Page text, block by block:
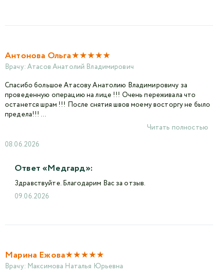
Антонова Ольга★★★★★
Врачу: Атасов Анатолий Владимирович
Спасибо большое Атасову Анатолию Владимировичу за
проведенную операцию на лице !!! Очень переживала что
останется шрам !!! После снятия швов моему восторгу не было
предела!!! ...
08.06.2026
Читать полностью
Ответ «Медгард»:
Здравствуйте. Благодарим Вас за отзыв.
09.06.2026
Марина Ежова★★★★★
Врачу: Максимова Наталья Юрьевна